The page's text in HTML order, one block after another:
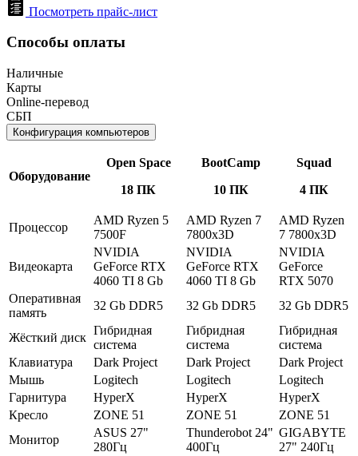
Посмотреть прайс-лист
Способы оплаты
Наличные
Карты
Online-перевод
СБП
Конфигурация компьютеров
Оборудование
Open Space
18 ПК
BootCamp
10 ПК
Squad
4 ПК
Процессор
AMD Ryzen 5
7500F
AMD Ryzen 7
7800x3D
AMD Ryzen
7 7800x3D
Видеокарта
NVIDIA
GeForce RTX
4060 TI 8 Gb
NVIDIA
GeForce RTX
4060 TI 8 Gb
NVIDIA
GeForce
RTX 5070
Оперативная
память
32 Gb DDR5 32 Gb DDR5 32 Gb DDR5
Жёсткий диск
Гибридная
система
Гибридная
система
Гибридная
система
Клавиатура
Dark Project Dark Project
Dark Project
Мышь
Logitech Logitech
Logitech
Гарнитура
HyperX HyperX
HyperX
Кресло
ZONE 51 ZONE 51
ZONE 51
Монитор
ASUS 27"
280Гц
Thunderobot 24"
400Гц
GIGABYTE
27" 240Гц